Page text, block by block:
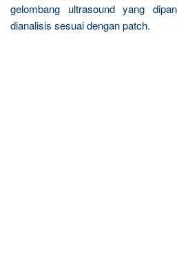
gelombang ultrasound yang
dianalisis sesuai dengan patch.